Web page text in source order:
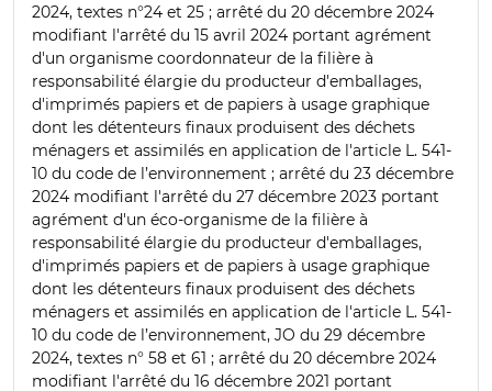
2024, textes n°24 et 25 ; arrêté du 20 décembre 2024
modifiant l'arrêté du 15 avril 2024 portant agrément
d'un organisme coordonnateur de la filière à
responsabilité élargie du producteur d'emballages,
d'imprimés papiers et de papiers à usage graphique
dont les détenteurs finaux produisent des déchets
ménagers et assimilés en application de l'article L. 541-
10 du code de l’environnement ; arrêté du 23 décembre
2024 modifiant l'arrêté du 27 décembre 2023 portant
agrément d'un éco-organisme de la filière à
responsabilité élargie du producteur d'emballages,
d'imprimés papiers et de papiers à usage graphique
dont les détenteurs finaux produisent des déchets
ménagers et assimilés en application de l'article L. 541-
10 du code de l’environnement, JO du 29 décembre
2024, textes n° 58 et 61 ; arrêté du 20 décembre 2024
modifiant l'arrêté du 16 décembre 2021 portant